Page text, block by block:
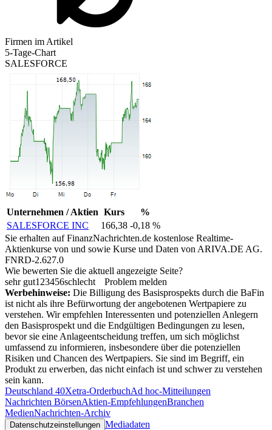
Firmen im Artikel
5-Tage-Chart
SALESFORCE
Unternehmen / Aktien Kurs
%
SALESFORCE INC
166,38 -0,18 %
Sie erhalten auf FinanzNachrichten.de kostenlose Realtime-
Aktienkurse von und sowie Kurse und Daten von ARIVA.DE AG.
FNRD-2.627.0
Wie bewerten Sie die aktuell angezeigte Seite?
sehr gut1 23456schlecht
Problem melden
Werbehinweise: Die Billigung des Basisprospekts durch die BaFin
ist nicht als ihre Befürwortung der angebotenen Wertpapiere zu
verstehen. Wir empfehlen Interessenten und potenziellen Anlegern
den Basisprospekt und die Endgültigen Bedingungen zu lesen,
bevor sie eine Anlageentscheidung treffen, um sich möglichst
umfassend zu informieren, insbesondere über die potenziellen
Risiken und Chancen des Wertpapiers. Sie sind im Begriff, ein
Produkt zu erwerben, das nicht einfach ist und schwer zu verstehen
sein kann.
Deutschland 40Xetra-OrderbuchAd hoc-Mitteilungen
Nachrichten BörsenAktien-EmpfehlungenBranchen
MedienNachrichten-Archiv
Datenschutzeinstellungen Mediadaten